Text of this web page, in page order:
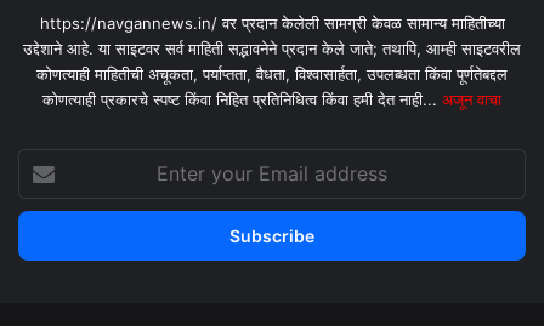
https://navgannews.in/ वर प्रदान केलेली सामग्री केवळ सामान्य माहितीच्या
उद्देशाने आहे. या साइटवर सर्व माहिती सद्भावनेने प्रदान केले जाते; तथापि, आम्ही साइटवरील
कोणत्याही माहितीची अचूकता, पर्याप्तता, वैधता, विश्वासार्हता, उपलब्धता किंवा पूर्णतेबद्दल
कोणत्याही प्रकारचे स्पष्ट किंवा निहित प्रतिनिधित्व किंवा हमी देत ​​नाही... अजून वाचा
your
Email